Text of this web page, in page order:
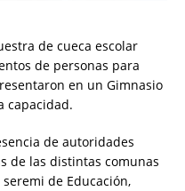
de cueca escolar
de personas para
en un Gimnasio
capacidad.
de autoridades
de las distintas comunas
de Educación,